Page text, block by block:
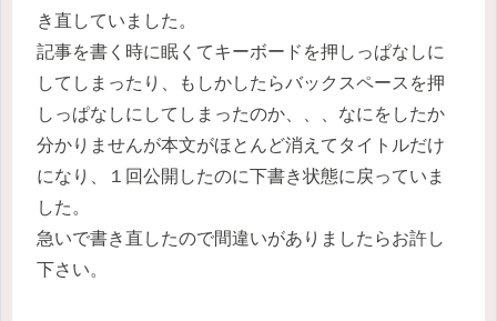
き直していました。
記事を書く時に眠くてキーボードを押しっぱなしに
してしまったり、もしかしたらバックスペースを押
しっぱなしにしてしまったのか、、、なにをしたか
分かりませんが本文がほとんど消えてタイトルだけ
になり、１回公開したのに下書き状態に戻っていま
した。
急いで書き直したので間違いがありましたらお許し
下さい。